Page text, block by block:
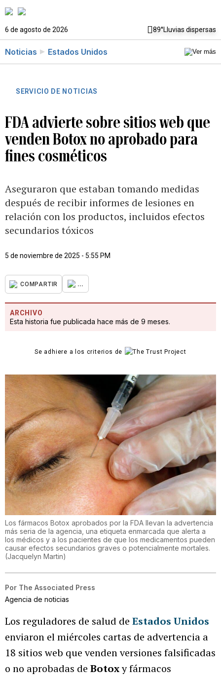
6 de agosto de 2026 89°Lluvias dispersas
Noticias Estados Unidos
SERVICIO DE NOTICIAS
FDA advierte sobre sitios web que
venden Botox no aprobado para
fines cosméticos
Aseguraron que estaban tomando medidas
después de recibir informes de lesiones en
relación con los productos, incluidos efectos
secundarios tóxicos
5 de noviembre de 2025 - 5:55 PM
COMPARTIR ...
ARCHIVO
Esta historia fue publicada hace más de 9 meses.
Se adhiere a los criterios de
Los fármacos Botox aprobados por la FDA llevan la advertencia
más seria de la agencia, una etiqueta enmarcada que alerta a
los médicos y a los pacientes de que los medicamentos pueden
causar efectos secundarios graves o potencialmente mortales.
(Jacquelyn Martin)
Por The Associated Press
Agencia de noticias
Los reguladores de salud de Estados Unidos
enviaron el miércoles cartas de advertencia a
18 sitios web que venden versiones falsificadas
o no aprobadas de Botoxy fármacos